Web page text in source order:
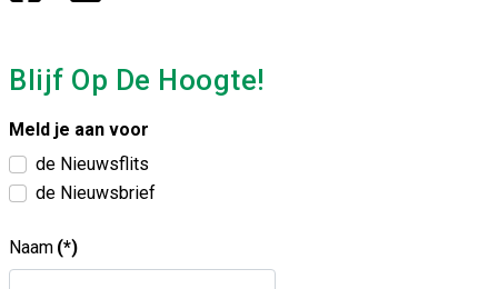
Blijf Op De Hoogte!
Meld je aan voor
de Nieuwsflits
de Nieuwsbrief
Naam (*)